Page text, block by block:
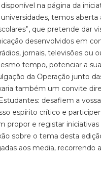
na página da
temos aberta
que pretende dar
desenvolvidos em
jornais, televisões ou
tempo, potenciar a sua
da Operação junto
também um convite
desafiem a vossa
espírito crítico e
propor e registar iniciativas
sobre o tema desta
aos media, recorrendo